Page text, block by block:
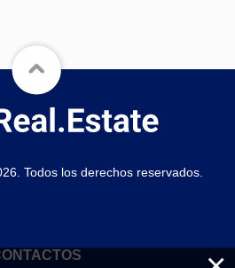
Todos los derechos reservados.